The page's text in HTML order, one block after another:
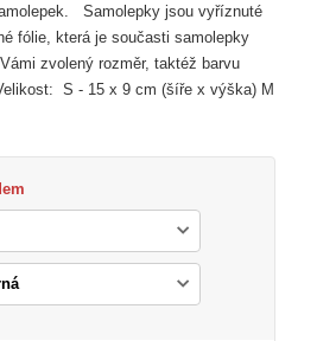
Samolepky jsou vyříznuté
fólie, která je současti samolepky
zvolený rozměr, taktéž barvu
S - 15 x 9 cm (šíře x výška) M